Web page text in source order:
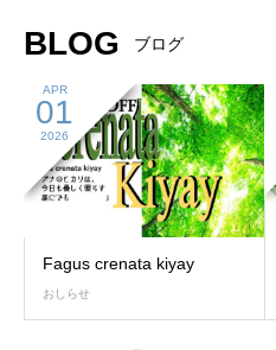
BLOG ブログ
APR
01
2026
Fagus crenata kiyay
おしらせ